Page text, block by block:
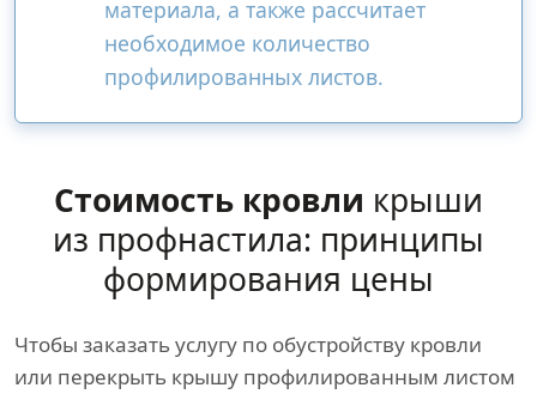
материала, а также рассчитает
необходимое количество
профилированных листов.
Стоимость кровли крыши
из профнастила: принципы
формирования цены
Чтобы заказать услугу по обустройству кровли
или перекрыть крышу профилированным листом